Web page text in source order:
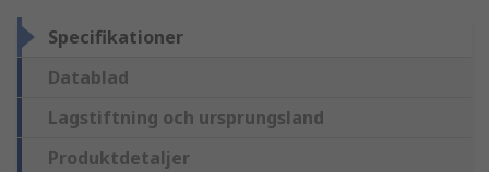
Specifikationer
Datablad
Lagstiftning och ursprungsland
Produktdetaljer